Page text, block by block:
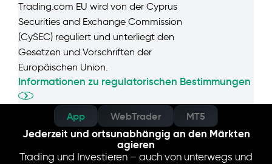
Trading.com EU wird von der Cyprus
Securities and Exchange Commission
(CySEC) reguliert und unterliegt den
Gesetzen und Vorschriften der
Europäischen Union.
Informationen zu regulatorischen Bestimmungen
App WebTrader MT5
Jederzeit und ortsunabhängig an den Märkten
agieren
Trading und Investieren – auch von unterwegs und